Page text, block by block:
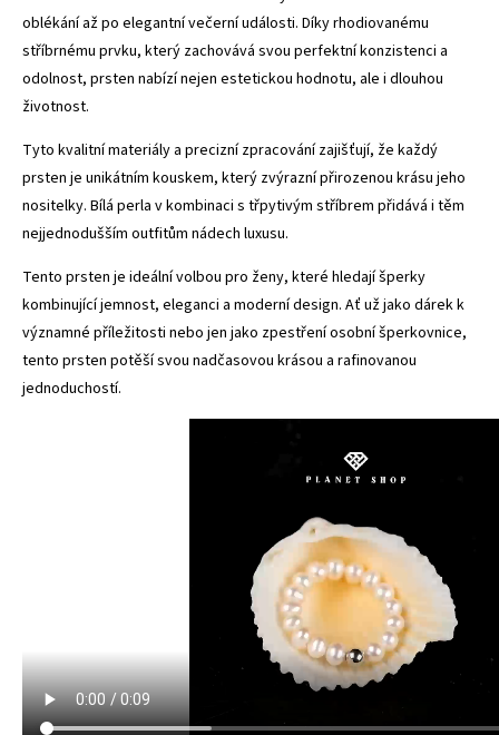
oblékání až po elegantní večerní události. Díky rhodiovanému
stříbrnému prvku, který zachovává svou perfektní konzistenci a
odolnost, prsten nabízí nejen estetickou hodnotu, ale i dlouhou
životnost.
Tyto kvalitní materiály a precizní zpracování zajišťují, že každý
prsten je unikátním kouskem, který zvýrazní přirozenou krásu jeho
nositelky. Bílá perla v kombinaci s třpytivým stříbrem přidává i těm
nejjednodušším outfitům nádech luxusu.
Tento prsten je ideální volbou pro ženy, které hledají šperky
kombinující jemnost, eleganci a moderní design. Ať už jako dárek k
významné příležitosti nebo jen jako zpestření osobní šperkovnice,
tento prsten potěší svou nadčasovou krásou a rafinovanou
jednoduchostí.